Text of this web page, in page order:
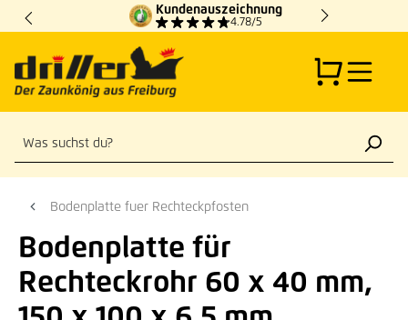
Zum Hauptinhalt springen
Kundenauszeichnung
4.78/5
Bodenplatte fuer Rechteckpfosten
Bodenplatte für
Rechteckrohr 60 x 40 mm,